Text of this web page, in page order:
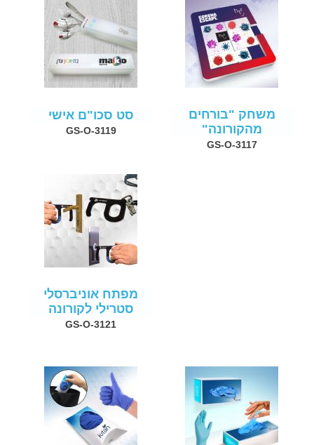
משחק "בורחים
מהקורונה"
GS-O-3117
סט סכו"ם אישי
GS-O-3119
מפתח אוניברסלי
סטרילי לקורונה
GS-O-3121